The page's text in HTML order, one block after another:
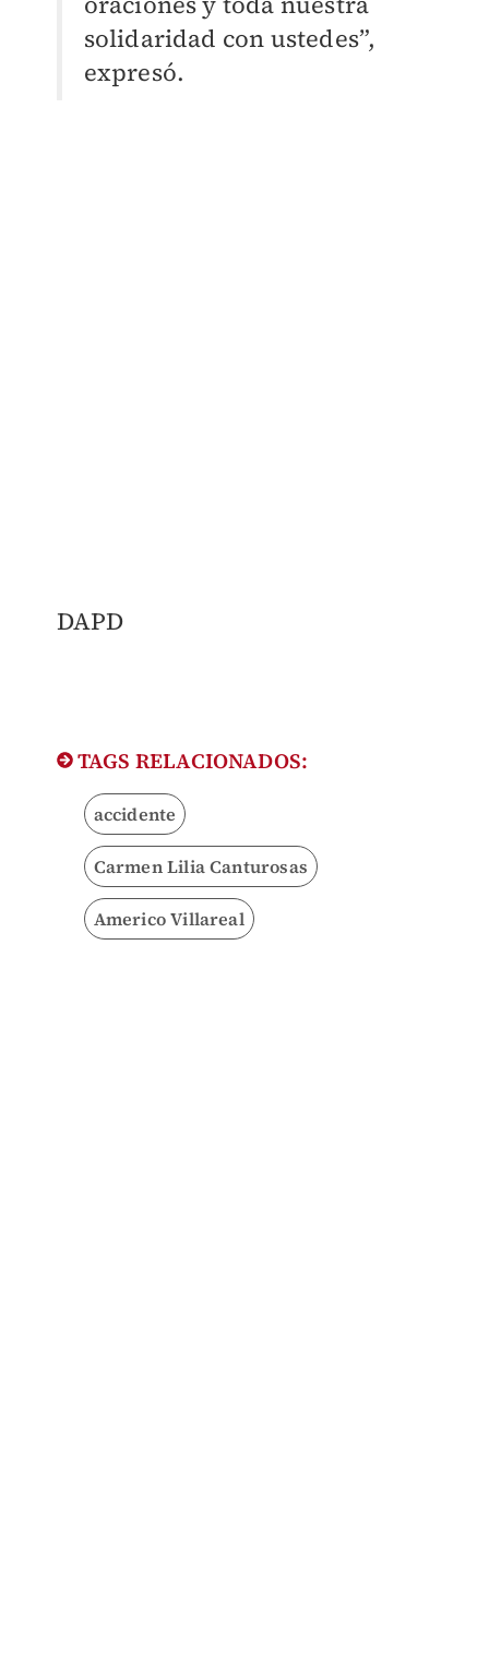
solidaridad con ustedes”,
expresó.
DAPD
TAGS RELACIONADOS:
accidente
Carmen Lilia Canturosas
Americo Villareal